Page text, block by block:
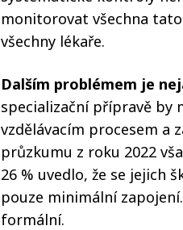
monitorovat všechna
všechny lékaře.
Dalším problémem je
specializační přípravě by
vzdělávacím procesem a
průzkumu z roku 2022
26 % uvedlo, že se jejich
pouze minimální zapojení.
formální.